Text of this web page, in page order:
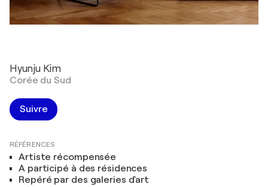
Hyunju Kim
Corée du Sud
Suivre
RÉFÉRENCES
Artiste récompensée
A participé à des résidences
Repéré par des galeries d'art